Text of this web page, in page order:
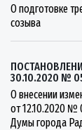
О подготовке
созыва
30.10.2020 №
О внесении
от 12.10.2020 №
Думы города